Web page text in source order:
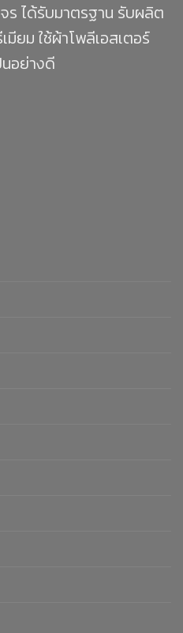
ร ได้รับมาตรฐาน รับผลิต
ยม ใช้ผ้าโพลีเอสเตอร์
อย่างดี